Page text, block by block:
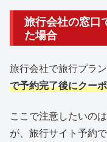
旅行会社の窓口
た場合
旅行会社で旅行プラ
で予約完了後にクー
ここで注意したいの
が、旅行サイト予約